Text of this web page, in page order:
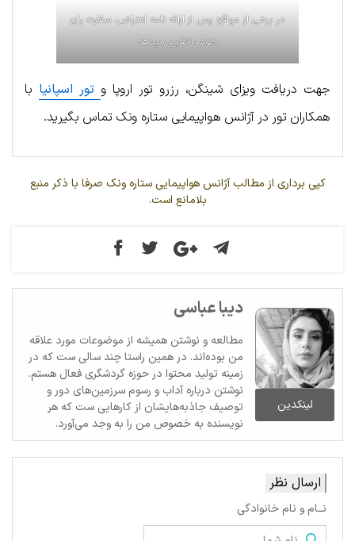
در برخی از مواقع پس از ارائه نامه اعتراض، سفارت رای
خود را تغییر می‎دهد
جهت دریافت ویزای شینگن، رزرو تور اروپا و تور اسپانیا با
همکاران تور در آژانس هواپیمایی ستاره ونک تماس بگیرید.
کپی برداری از مطالب آژانس هواپیمایی ستاره ونک صرفا با ذکر منبع
بلامانع است.
لینکدین
دیبا عباسی
مطالعه و نوشتن همیشه از موضوعات مورد علاقه
من بوده‌اند. در همین راستا چند سالی ست که در
زمینه تولید محتوا در حوزه گردشگری فعال هستم.
نوشتن درباره آداب و رسوم سرزمین‌های دور و
توصیف جاذبه‌هایشان از کارهایی ست که هر
نویسنده به خصوص من را به وجد می‌آورد.
ارسال نظر
نــام و نام خانوادگی